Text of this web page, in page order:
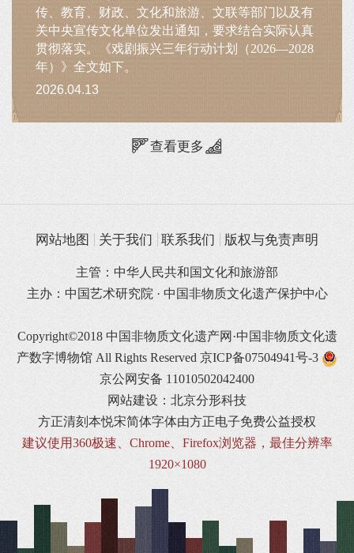
传、教育、财政、文化和旅游、文联等部门以及有
关中央宣传文化单位发出通知，要求结合实际认真
贯彻落实。《戏剧振兴三年行动计划（2026—2028
年）》全文如下。
2026.04.13
查看更多
网站地图 关于我们 联系我们 版权与免责声明
主管：中华人民共和国文化和旅游部
主办：中国艺术研究院 · 中国非物质文化遗产保护中心
Copyright©2018 中国非物质文化遗产网·中国非物质文化遗
产数字博物馆 All Rights Reserved 京ICP备07504941号-3
京公网安备 11010502042400
网站建设：北京分形科技
方正清刻本悦宋简体字体由方正电子免费公益授权
建议使用360极速、Chrome、Firefox浏览器，最佳分辨率
1920×1080